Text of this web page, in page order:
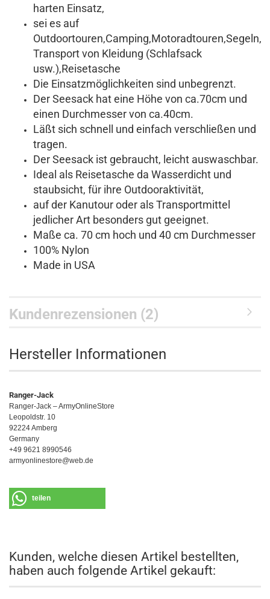
harten Einsatz,
sei es auf
Outdoortouren,Camping,Motoradtouren,Segeln,
Transport von Kleidung (Schlafsack
usw.),Reisetasche
Die Einsatzmöglichkeiten sind unbegrenzt.
Der Seesack hat eine Höhe von ca.70cm und
einen Durchmesser von ca.40cm.
Läßt sich schnell und einfach verschließen und
tragen.
Der Seesack ist gebraucht, leicht auswaschbar.
Ideal als Reisetasche da Wasserdicht und
staubsicht, für ihre Outdooraktivität,
auf der Kanutour oder als Transportmittel
jedlicher Art besonders gut geeignet.
Maße ca. 70 cm hoch und 40 cm Durchmesser
100% Nylon
Made in USA
Kundenrezensionen (2)
Hersteller Informationen
Ranger-Jack
Ranger-Jack – ArmyOnlineStore
Leopoldstr. 10
92224 Amberg
Germany
+49 9621 8990546
armyonlinestore@web.de
teilen
Kunden, welche diesen Artikel bestellten,
haben auch folgende Artikel gekauft: